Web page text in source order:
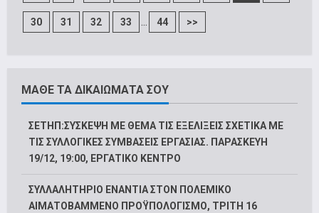
30 31 32 33 ... 44 >>
ΜΑΘΕ ΤΑ ΔΙΚΑΙΩΜΑΤΑ ΣΟΥ
ΣΕΤΗΠ:ΣΥΣΚΕΨΗ ΜΕ ΘΕΜΑ ΤΙΣ ΕΞΕΛΙΞΕΙΣ ΣΧΕΤΙΚΑ ΜΕ
ΤΙΣ ΣΥΛΛΟΓΙΚΕΣ ΣΥΜΒΑΣΕΙΣ ΕΡΓΑΣΙΑΣ. ΠΑΡΑΣΚΕΥΗ
19/12, 19:00, ΕΡΓΑΤΙΚΟ ΚΕΝΤΡΟ
ΣΥΛΛΑΛΗΤΗΡΙΟ ΕΝΑΝΤΙΑ ΣΤΟΝ ΠΟΛΕΜΙΚΟ
ΑΙΜΑΤΟΒΑΜΜΕΝΟ ΠΡΟΫΠΟΛΟΓΙΣΜΟ, ΤΡΙΤΗ 16